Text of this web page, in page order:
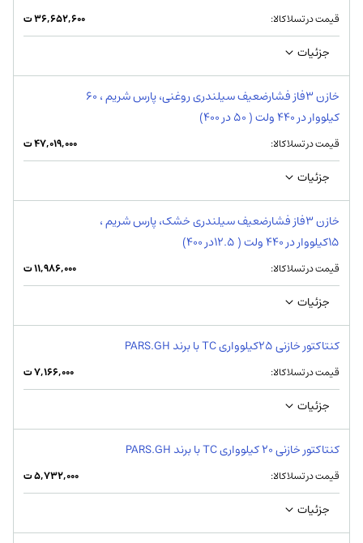
قیمت در تسلاکالا: ۳۶,۶۵۲,۶۰۰ت
جزئیات
خازن 3فاز فشارضعیف سیلندری روغنی، پارس شریم ، 60
کیلووار در 440 ولت ( 50 در 400)
قیمت در تسلاکالا: ۴۷,۰۱۹,۰۰۰ت
جزئیات
خازن 3فاز فشارضعیف سیلندری خشک، پارس شریم ،
15کیلووار در 440 ولت ( 12.5در 400)
قیمت در تسلاکالا: ۱۱,۹۸۶,۰۰۰ت
جزئیات
کنتاکتور خازنی 25کیلوواری TC با برند PARS.GH
قیمت در تسلاکالا: ۷,۱۶۶,۰۰۰ت
جزئیات
کنتاکتور خازنی 20 کیلوواری TC با برند PARS.GH
قیمت در تسلاکالا: ۵,۷۳۲,۰۰۰ت
جزئیات